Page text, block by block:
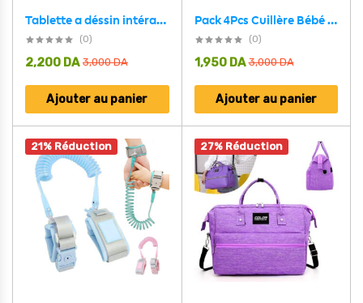
Tablette a déssin intéractive et calculatrice éducative pour enfants
(0)
3,000DA
2,200 DA
Ajouter au panier
Pack 4Pcs Cuillère Bébé White Hot Thermosensible – طقم ملاعق لتغذية الأطفال مستشعرة للحرارة
(0)
3,000DA
1,950 DA
Ajouter au panier
21% Réduction 27% Réduction